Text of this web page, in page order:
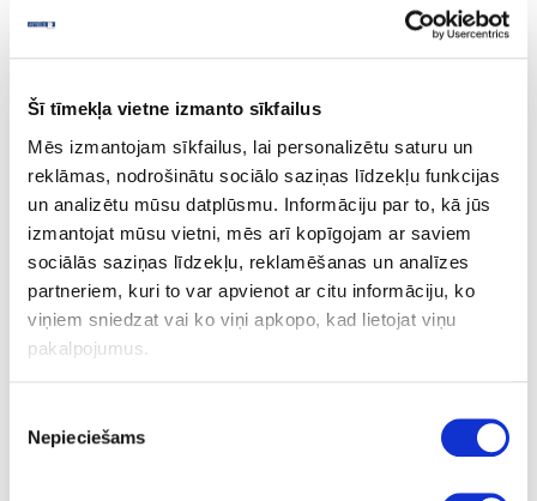
Šī tīmekļa vietne izmanto sīkfailus
Mēs izmantojam sīkfailus, lai personalizētu saturu un
reklāmas, nodrošinātu sociālo saziņas līdzekļu funkcijas
un analizētu mūsu datplūsmu. Informāciju par to, kā jūs
izmantojat mūsu vietni, mēs arī kopīgojam ar saviem
sociālās saziņas līdzekļu, reklamēšanas un analīzes
partneriem, kuri to var apvienot ar citu informāciju, ko
viņiem sniedzat vai ko viņi apkopo, kad lietojat viņu
pakalpojumus.
izvēle
Nepieciešams
Momentlīme Den Braven Speed Glue ir šķidra vienkomponenta
ātri žūstoša ciānakrilāta līme, kas galvenokārt paredzēt ātrai
viniplasta, gumijas, metāla līmēšanai un metāla pielīmēšanai pie
ĪPAŠĪBAS
Saistās mitruma ietekmē dažu sekunžu laikā (atkarībā no
materiāla)
Pēc nožūšanas piemīt augsta elastība
Lieliska adhēzija ar nestandarta virsmām
Nodrošina neredzamu savienojumu
Nesatur šķīdinātājus
PIELIETOJUMS
Momentlīme Den Braven Speed Glue ir paredzēta augstas
PVC, ABS), metāla (tai skaitā alumīnijs, tērauds, cinks), stikla,
porcelāna, keramikas, akmens. Speed Glue lietojama arī gumijas
plastmasa, gumija-plastmasa, gumija-metāls, kā arī gredzenveida